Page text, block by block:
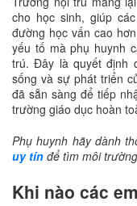
cho học sinh, giúp
đường học vấn cao
yếu tố mà phụ huynh
trú. Đây là quyết định
sống và sự phát triển
đã sẵn sàng để tiếp
trường giáo dục hoàn
Phụ huynh hãy dành
uy tín để tìm môi
Khi nào các